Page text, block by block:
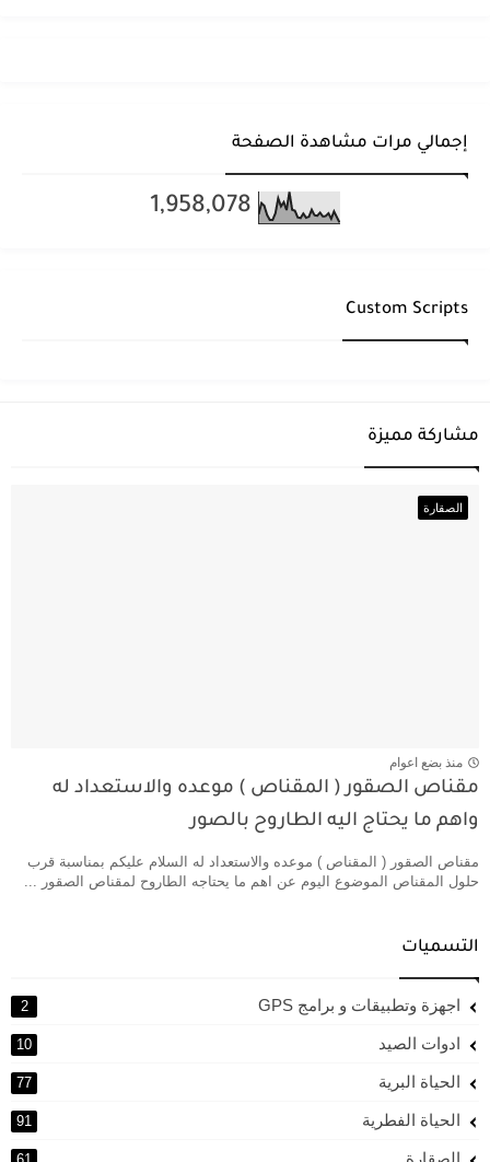
إجمالي مرات مشاهدة الصفحة
1,958,078
Custom Scripts
مشاركة مميزة
الصقارة
منذ بضع اعوام
مقناص الصقور ( المقناص ) موعده والاستعداد له
واهم ما يحتاج اليه الطاروح بالصور
مقناص الصقور ( المقناص ) موعده والاستعداد له السلام عليكم بمناسبة قرب
حلول المقناص الموضوع اليوم عن اهم ما يحتاجه الطاروح لمقناص الصقور ...
التسميات
اجهزة وتطبيقات و برامج GPS 2
ادوات الصيد 10
الحياة البرية 77
الحياة الفطرية 91
الصقارة